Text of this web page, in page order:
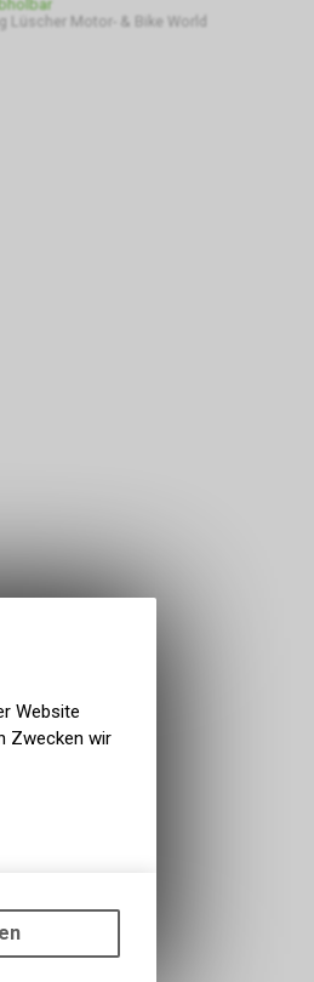
Lüscher Motor- & Bike World
Website
Zwecken wir
wie die
die